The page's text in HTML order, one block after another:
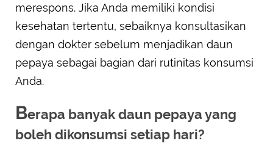
merespons. Jika Anda memiliki kondisi
kesehatan tertentu, sebaiknya konsultasikan
dengan dokter sebelum menjadikan daun
pepaya sebagai bagian dari rutinitas konsumsi
Anda.
Berapa banyak daun pepaya yang
boleh dikonsumsi setiap hari?